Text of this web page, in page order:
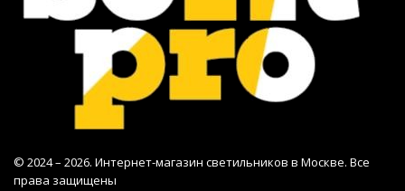
© 2024 – 2026. Интернет-магазин светильников в Москве. Все
права защищены